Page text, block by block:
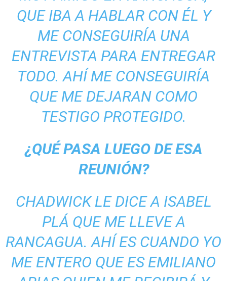
QUE IBA A HABLAR CON ÉL Y
ME CONSEGUIRÍA UNA
ENTREVISTA PARA ENTREGAR
TODO. AHÍ ME CONSEGUIRÍA
QUE ME DEJARAN COMO
TESTIGO PROTEGIDO.
¿QUÉ PASA LUEGO DE ESA
REUNIÓN?
CHADWICK LE DICE A ISABEL
PLÁ QUE ME LLEVE A
RANCAGUA. AHÍ ES CUANDO YO
ME ENTERO QUE ES EMILIANO